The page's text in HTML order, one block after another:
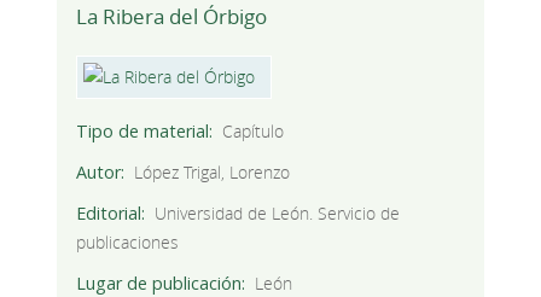
La Ribera del Órbigo
Tipo de material
Capítulo
Autor
López Trigal, Lorenzo
Editorial
Universidad de León. Servicio de
publicaciones
Lugar de publicación
León